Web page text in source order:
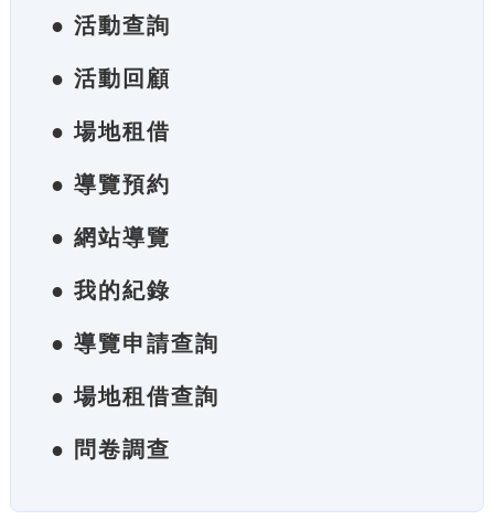
● 活動查詢
● 活動回顧
● 場地租借
● 導覽預約
● 網站導覽
● 我的紀錄
● 導覽申請查詢
● 場地租借查詢
● 問卷調查